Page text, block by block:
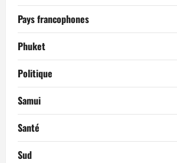
Pays francophones
Phuket
Politique
Samui
Santé
Sud